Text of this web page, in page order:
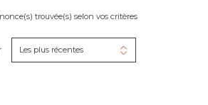
trouvée(s) selon vos critères
Les plus récentes